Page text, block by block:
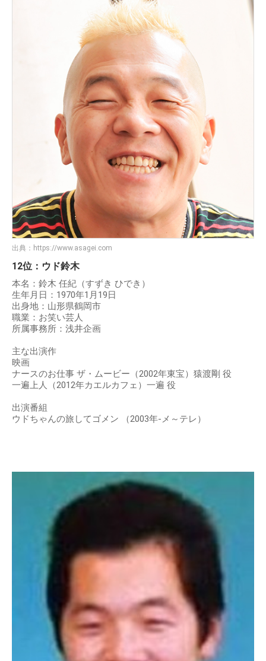
出典： https://www.asagei.com
12位：ウド鈴木
本名：鈴木 任紀（すずき ひでき）
生年月日：1970年1月19日
出身地：山形県鶴岡市
職業：お笑い芸人
所属事務所：浅井企画
主な出演作
映画
ナースのお仕事 ザ・ムービー（2002年東宝）猿渡剛 役
一遍上人（2012年カエルカフェ）一遍 役
出演番組
ウドちゃんの旅してゴメン （2003年-メ～テレ）